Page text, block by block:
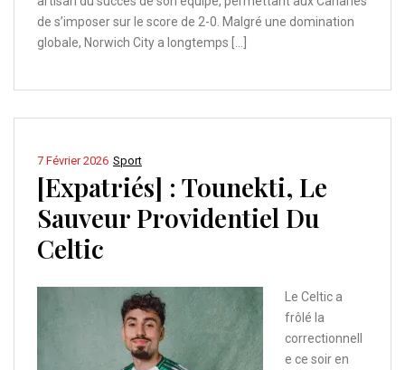
de s’imposer sur le score de 2-0. Malgré une domination
globale, Norwich City a longtemps […]
Sport
7 Février 2026
[Expatriés] : Tounekti, Le
Sauveur Providentiel Du
Celtic
Le Celtic a
frôlé la
correctionnell
e ce soir en